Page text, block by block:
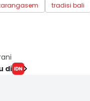
tradisi bali
di